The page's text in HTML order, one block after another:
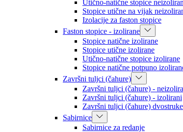
Utično-natične stopice
Stopice utične na vijak
Izolacije za faston stopice
Faston stopice - izolirane
Stopice natične izolirane
Stopice utične izolirane
Utično-natične stopice izolirane
Stopice natične potpuno
Završni tuljci (čahure)
Završni tuljci (čahure) -
Završni tuljci (čahure) - izolirani
Završni tuljci (čahure)
Sabirnice
Sabirnice za redanje